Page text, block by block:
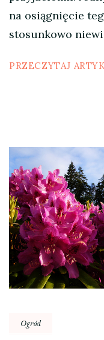
na osiągnięcie
stosunkowo
PRZECZYTAJ
Ogród